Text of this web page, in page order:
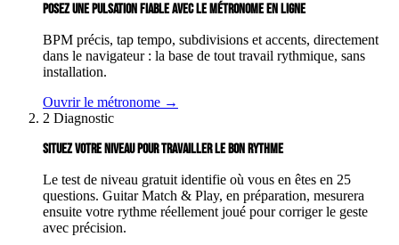
POSEZ UNE PULSATION FIABLE AVEC LE MÉTRONOME EN LIGNE
BPM précis, tap tempo, subdivisions et accents, directement
dans le navigateur : la base de tout travail rythmique, sans
installation.
Ouvrir le métronome →
2 Diagnostic
SITUEZ VOTRE NIVEAU POUR TRAVAILLER LE BON RYTHME
Le test de niveau gratuit identifie où vous en êtes en 25
questions. Guitar Match & Play, en préparation, mesurera
ensuite votre rythme réellement joué pour corriger le geste
avec précision.